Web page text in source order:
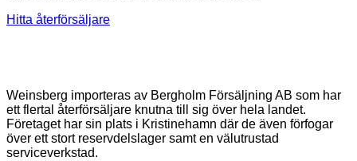
Hitta återförsäljare
Weinsberg importeras av Bergholm Försäljning AB som har
ett flertal återförsäljare knutna till sig över hela landet.
Företaget har sin plats i Kristinehamn där de även förfogar
över ett stort reservdelslager samt en välutrustad
serviceverkstad.